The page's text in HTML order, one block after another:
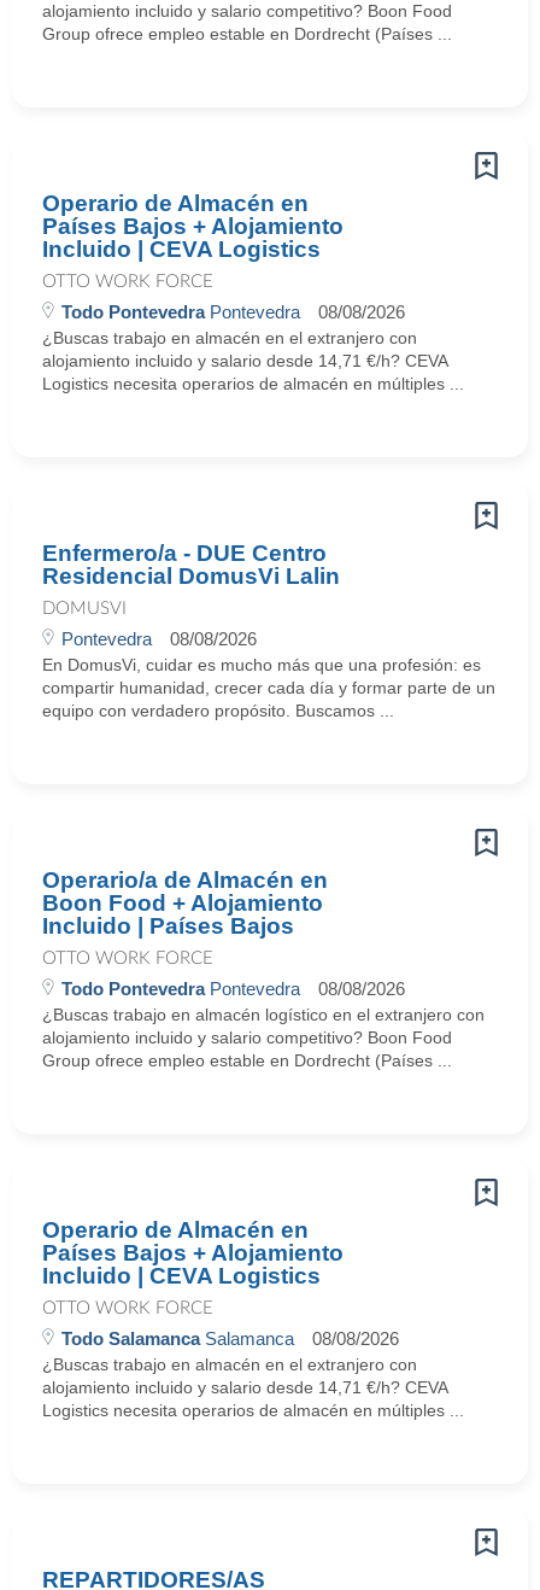
alojamiento incluido y salario competitivo? Boon Food
Group ofrece empleo estable en Dordrecht (Países ...
Operario de Almacén en
Países Bajos + Alojamiento
Incluido | CEVA Logistics
OTTO WORK FORCE
Todo PontevedraPontevedra 08/08/2026
¿Buscas trabajo en almacén en el extranjero con
alojamiento incluido y salario desde 14,71 €/h? CEVA
Logistics necesita operarios de almacén en múltiples ...
Enfermero/a - DUE Centro
Residencial DomusVi Lalin
DOMUSVI
Pontevedra 08/08/2026
En DomusVi, cuidar es mucho más que una profesión: es
compartir humanidad, crecer cada día y formar parte de un
equipo con verdadero propósito. Buscamos ...
Operario/a de Almacén en
Boon Food + Alojamiento
Incluido | Países Bajos
OTTO WORK FORCE
Todo PontevedraPontevedra 08/08/2026
¿Buscas trabajo en almacén logístico en el extranjero con
alojamiento incluido y salario competitivo? Boon Food
Group ofrece empleo estable en Dordrecht (Países ...
Operario de Almacén en
Países Bajos + Alojamiento
Incluido | CEVA Logistics
OTTO WORK FORCE
Todo SalamancaSalamanca 08/08/2026
¿Buscas trabajo en almacén en el extranjero con
alojamiento incluido y salario desde 14,71 €/h? CEVA
Logistics necesita operarios de almacén en múltiples ...
REPARTIDORES/AS